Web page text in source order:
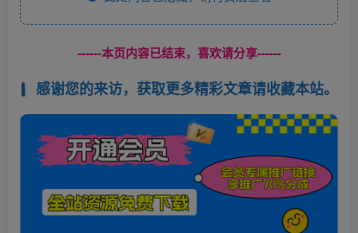
------本页内容已结束，喜欢请分享------
感谢您的来访，获取更多精彩文章请收藏本站。